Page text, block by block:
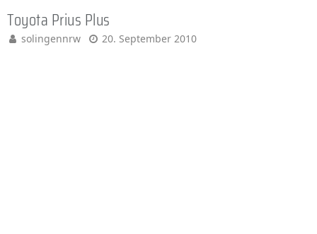
Toyota Prius Plus
solingennrw 20. September 2010